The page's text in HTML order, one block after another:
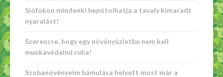
Siófokon mindenki bepótolhatja a tavaly kimaradt
nyaralást!
Szerencse, hogy egy növényüzletbe nem kell
munkavédelmi ruha!
Szobanövényeim bámulása helyett most már a